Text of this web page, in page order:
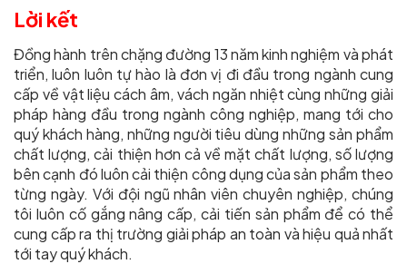
Lời kết
Đồng hành trên chặng đường 13 năm kinh nghiệm và phát
triển, luôn luôn tự hào là đơn vị đi đầu trong ngành cung
cấp về vật liệu cách âm, vách ngăn nhiệt cùng những giải
pháp hàng đầu trong ngành công nghiệp, mang tới cho
quý khách hàng, những người tiêu dùng những sản phẩm
chất lượng, cải thiện hơn cả về mặt chất lượng, số lượng
bên cạnh đó luôn cải thiện công dụng của sản phẩm theo
từng ngày. Với đội ngũ nhân viên chuyên nghiệp, chúng
tôi luôn cố gắng nâng cấp, cải tiến sản phẩm để có thể
cung cấp ra thị trường giải pháp an toàn và hiệu quả nhất
tới tay quý khách.